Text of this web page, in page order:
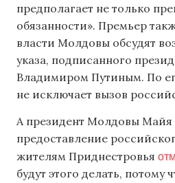
предполагает не только
обязанности». Премьер
власти Молдовы обсудят
указа, подписанного
Владимиром Путиным. По
не исключает вызов
А президент Молдовы Майя
предоставление
жителям Приднестровья
будут этого делать, потому